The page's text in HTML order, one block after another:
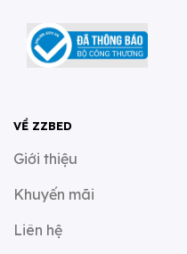
VỀ ZZBED
Giới thiệu
Khuyến mãi
Liên hệ